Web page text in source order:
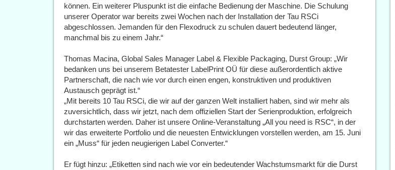
können. Ein weiterer Pluspunkt ist die einfache Bedienung der Maschine. Die Schulung
unserer Operator war bereits zwei Wochen nach der Installation der Tau RSCi
abgeschlossen. Jemanden für den Flexodruck zu schulen dauert bedeutend länger,
manchmal bis zu einem Jahr.“
Thomas Macina, Global Sales Manager Label & Flexible Packaging, Durst Group: „Wir
bedanken uns bei unserem Betatester LabelPrint OÜ für diese außerordentlich aktive
Partnerschaft, die nach wie vor durch einen engen, konstruktiven und produktiven
Austausch geprägt ist.“
„Mit bereits 10 Tau RSCi, die wir auf der ganzen Welt installiert haben, sind wir mehr als
zuversichtlich, dass wir jetzt, nach dem offiziellen Start der Serienproduktion, erfolgreich
durchstarten werden. Daher ist unsere Online-Veranstaltung „All you need is RSC“, in der
wir das erweiterte Portfolio und die neuesten Entwicklungen vorstellen werden, am 15. Juni
ein „Muss“ für jeden neugierigen Label Converter.“
Er fügt hinzu: „Etiketten sind nach wie vor ein bedeutender Wachstumsmarkt für die Durst